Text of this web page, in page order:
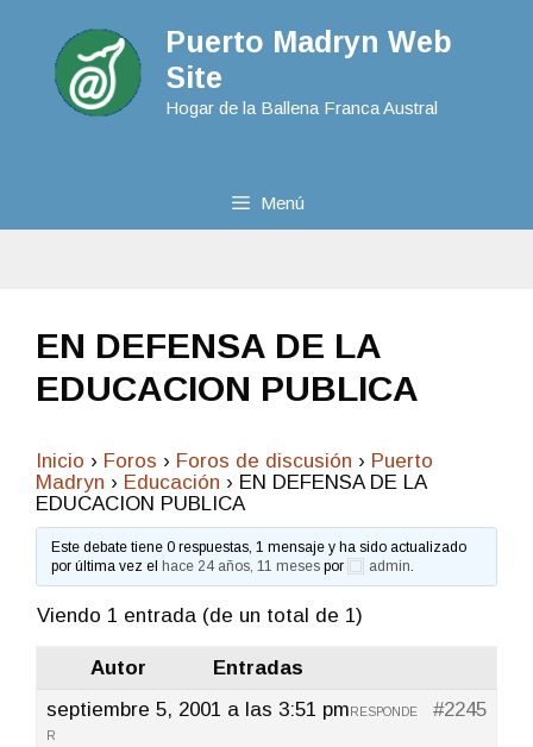
Puerto Madryn Web
Site
Hogar de la Ballena Franca Austral
Menú
EN DEFENSA DE LA
EDUCACION PUBLICA
Inicio › Foros › Foros de discusión › Puerto
Madryn › Educación › EN DEFENSA DE LA
EDUCACION PUBLICA
Este debate tiene 0 respuestas, 1 mensaje y ha sido actualizado
por última vez elhace 24 años, 11 meses por admin
Viendo 1 entrada (de un total de 1)
Autor
Entradas
septiembre 5, 2001 a las 3:51 pm
#2245
RESPONDE
R